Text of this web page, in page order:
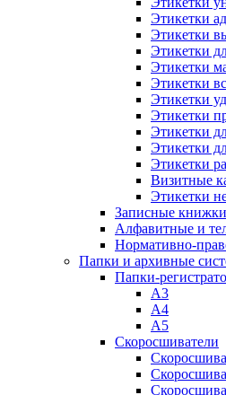
Этикетки
Этикетки
Этикетки
Этикетки
Этикетки
Этикетки
Этикетки
Этикетки
Этикетки
Этикетки
Визитные
Этикетки
Записные книжки
Алфавитные и
Нормативно-
Папки и архивные
Папки-
А3
А4
А5
Скоросшиватели